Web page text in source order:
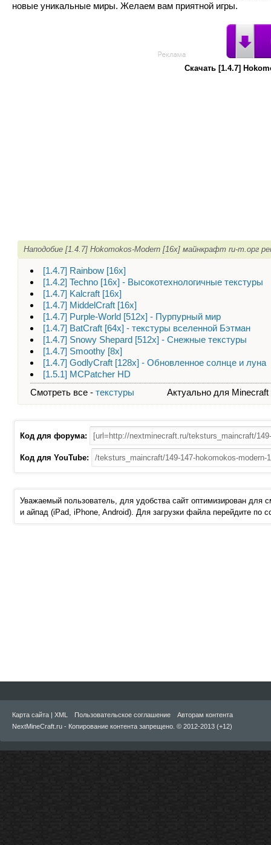
новые уникальные миры. Желаем вам приятной игры.
Скачать [1.4.7]
Наподобие [1.4.7] Hokomokos-Modern [16x] майнкрафт ru-m.орг
[1.4.7] Rainbow [16x]
[1.4.2] Techno [16x] - Высокотехнологичные текстуры
[1.4.7] Kalcraft [16x]
[1.4.7] MiddelCraft [16x]
[1.4.7] Purple-World [512x] - Пурпурный мир
[1.4.7] BatCraft [64x] - текстуры вселенной Бэтман
[1.4.7] Snowy Shepard [512x] - Снежные текстуры
[1.4.7] Smoothy [8x]
[1.4.7] GodlyCraft [128x] - Обновленное солнце и луна
[1.5.1] MCPatcher HD
Смотреть все - текстуры Актуально для
Код для форума:
Код для YouTube:
Уважаемый пользователь, для удобства сайт оптимизирован для
и айпад (iPad, iPhone, Android). Для загрузки файла перейдите по
Карта сайта | XML Пользовательское соглашение
Авторам контента
NextMineCraft.ru - Копирование контента запрещено. © 2012-2013 (+12)